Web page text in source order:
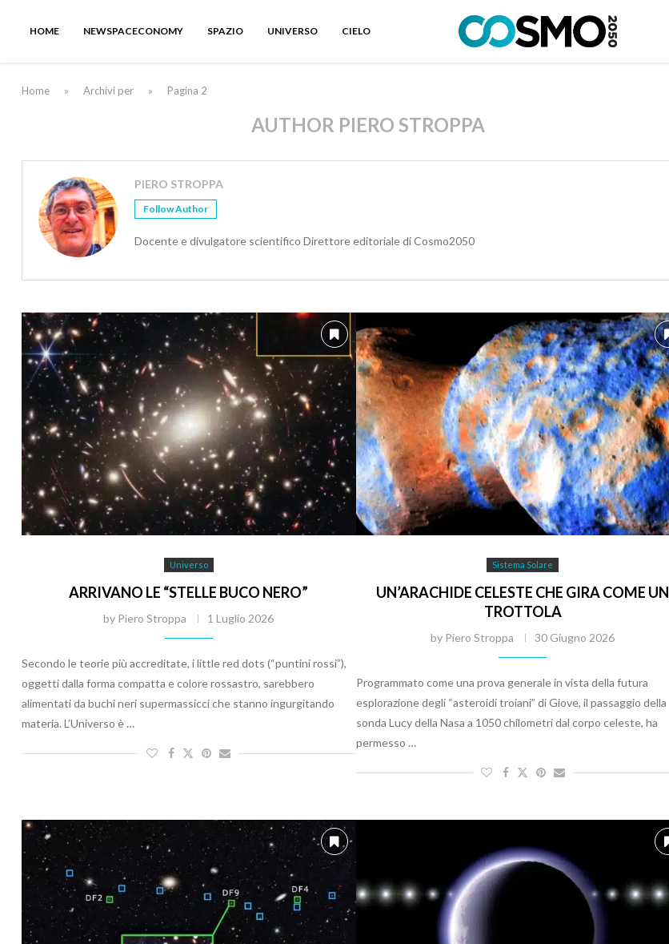
HOME NEWSPACECONOMY SPAZIO UNIVERSO CIELO
Home » Archivi per » Pagina 2
AUTHOR PIERO STROPPA
PIERO STROPPA
Follow Author
Docente e divulgatore scientifico Direttore editoriale di Cosmo2050
Universo
ARRIVANO LE “STELLE BUCO NERO”
by Piero Stroppa 1 Luglio 2026
Secondo le teorie più accreditate, i little red dots (“puntini rossi”),
oggetti dalla forma compatta e colore rossastro, sarebbero
alimentati da buchi neri supermassicci che stanno ingurgitando
materia. L’Universo è …
Sistema Solare
UN’ARACHIDE CELESTE CHE GIRA COME UN
TROTTOLA
by Piero Stroppa 30 Giugno 2026
Programmato come una prova generale in vista della futura
esplorazione degli “asteroidi troiani” di Giove, il passaggio della
sonda Lucy della Nasa a 1050 chilometri dal corpo celeste, ha
permesso …